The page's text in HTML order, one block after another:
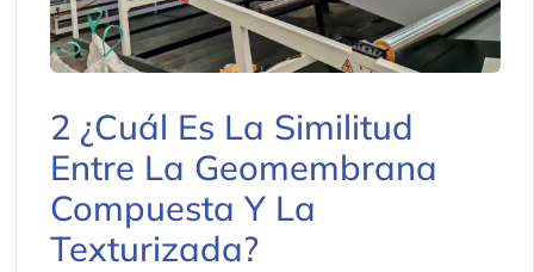
2 ¿Cuál Es La Similitud
Entre La Geomembrana
Compuesta Y La
Texturizada?